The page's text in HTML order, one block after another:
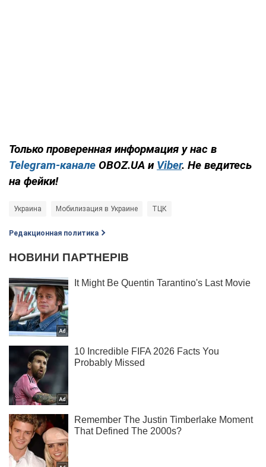
Только проверенная информация у нас в
Telegram-канале OBOZ.UA и Viber. Не ведитесь
на фейки!
Украина Мобилизация в Украине ТЦК
Редакционная политика